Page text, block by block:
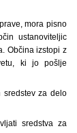
mora pisno
ustanoviteljic
Občina izstopi z
ki jo pošlje
sredstev za delo
sredstva za